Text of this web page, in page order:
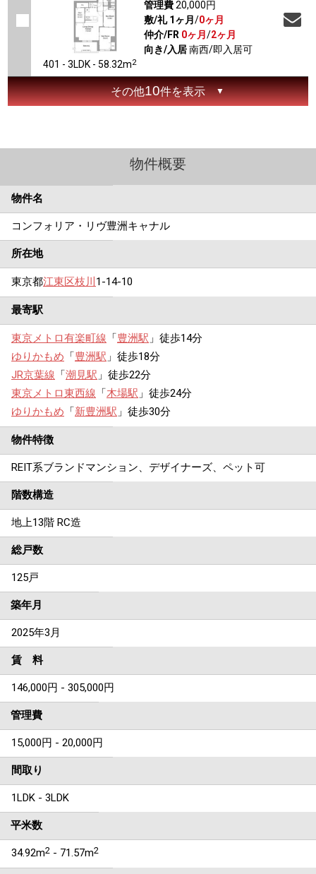
401 - 3LDK - 58.32m2
管理費20,000円
敷/礼 1ヶ月 /0ヶ月
仲介/FR 0ヶ月 /2ヶ月
向き/入居南西/即入居可
その他10件を表示
物件概要
物件名
コンフォリア・リヴ豊洲キャナル
所在地
東京都江東区枝川 1-14-10
最寄駅
東京メトロ有楽町線 「豊洲駅 」徒歩14分
ゆりかもめ 「豊洲駅 」徒歩18分
JR京葉線 「潮見駅 」徒歩22分
東京メトロ東西線 「木場駅 」徒歩24分
ゆりかもめ 「新豊洲駅 」徒歩30分
物件特徴
REIT系ブランドマンション、デザイナーズ、ペット可
階数構造
地上13階 RC造
総戸数
125戸
築年月
2025年3月
賃 料
146,000円 - 305,000円
管理費
15,000円 - 20,000円
間取り
1LDK - 3LDK
平米数
34.92m2 - 71.57m2